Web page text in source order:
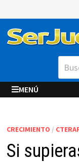
al
contenido
MENÚ
CRECIMIENTO /
Si